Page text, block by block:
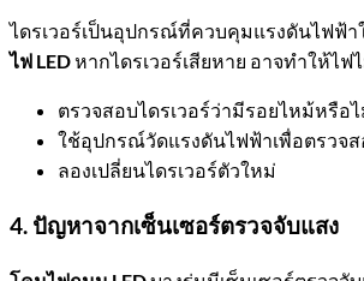
ไดรเวอร์เป็นอุปกรณ์ที่ควบคุมแรงดันไฟฟ้า
ไฟ LEDหากไดรเวอร์เสียหาย อาจทำให้ไฟ
ตรวจสอบไดรเวอร์ว่ามีรอยไหม้หรือ
ใช้อุปกรณ์วัดแรงดันไฟฟ้าเพื่อตรวจส
ลองเปลี่ยนไดรเวอร์ตัวใหม่
4. ปัญหาจากเซ็นเซอร์ตรวจจับแสง